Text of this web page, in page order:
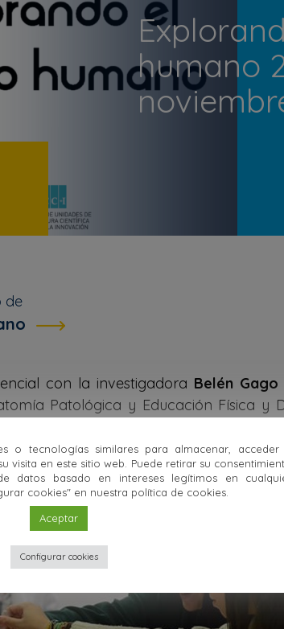
humano
de
con la investigadora Belén Gago
Patológica y Educación Física y
conocer de cerca la labor
o tecnologías similares para almacenar, acceder
visita en este sitio web. Puede retirar su
datos basado en intereses legítimos en
cookies" en nuestra política de cookies.
Aceptar
Configurar cookies